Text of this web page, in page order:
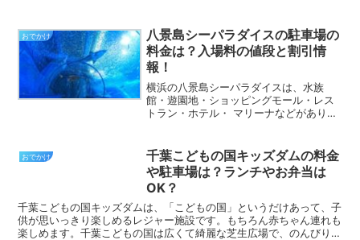
る穴場の場所を口コミなどを調べまとめ
ました。参考にな...
おでかけ
八景島シーパラダイスの駐車場の
料金は？入場料の値段と割引情
報！
横浜の八景島シーパラダイスは、水族
館・遊園地・ショッピングモール・レス
トラン・ホテル・ マリーナなどがあり、
ンネルだけでなく遊園地もあり、家族や
カップルが1日遊べる複合...
おでかけ
千葉こどもの国キッズダムの料金
や駐車場は？ランチやお弁当は
OK？
千葉こどもの国キッズダムは、「こどもの国」というだけあって、子
供が思いっきり楽しめるレジャー施設です。もちろん赤ちゃん連れも
楽しめます。千葉こどもの国は広くて綺麗な芝生広場で、のんびりご